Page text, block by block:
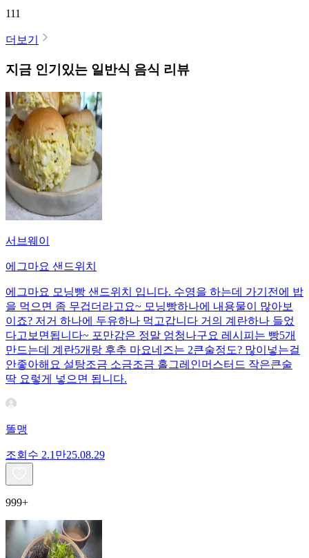
111
더보기
지금 인기있는 일반식 음식 리뷰
서브웨이
에그마요 샌드위치
에그마요 모닝빵 샌드위치 입니다. 수영을 하는데 가기전에 밥
을 먹으면 좀 무겁더라고요~ 모닝빵하나에 내용물이 많아보
이죠? 저거 하나에 두유하나 먹고갑니다 거의 계란하나 들었
다고보면됩니다~ 포만감은 정말 엄청나구요 레시피는 빵5개
만드는데 계란5개랑 후추 마요네즈는 2큰술정도? 많이넣는걸
안좋아해요 설탕조금 소금조금 홀그레인머스터드 작은큰술
딱 요렇게 넣으면 됩니다.
똘맹
조회수 2.1만25.08.29
999+